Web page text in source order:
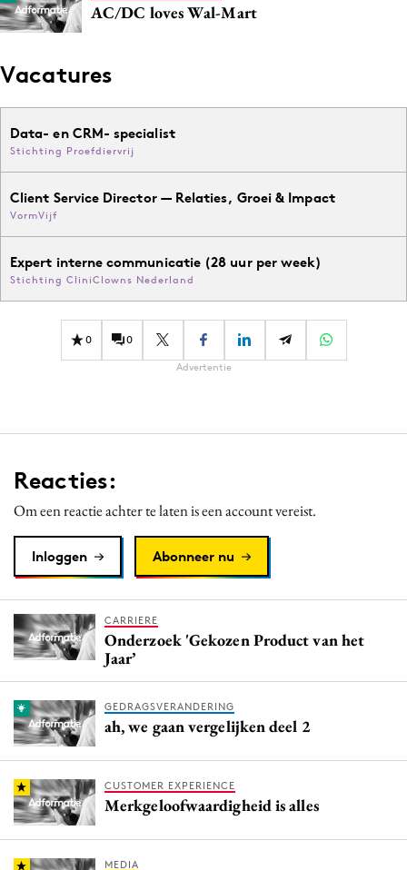
AC/DC loves Wal-Mart
Vacatures
Data- en CRM- specialist
Stichting Proefdiervrij
Client Service Director — Relaties, Groei & Impact
VormVijf
Expert interne communicatie (28 uur per week)
Stichting CliniClowns Nederland
0 0
Advertentie
Reacties:
Om een reactie achter te laten is een account vereist.
Inloggen Abonneer nu
CARRIERE
Onderzoek 'Gekozen Product van het
Jaar’
GEDRAGSVERANDERING
ah, we gaan vergelijken deel 2
CUSTOMER EXPERIENCE
Merkgeloofwaardigheid is alles
MEDIA